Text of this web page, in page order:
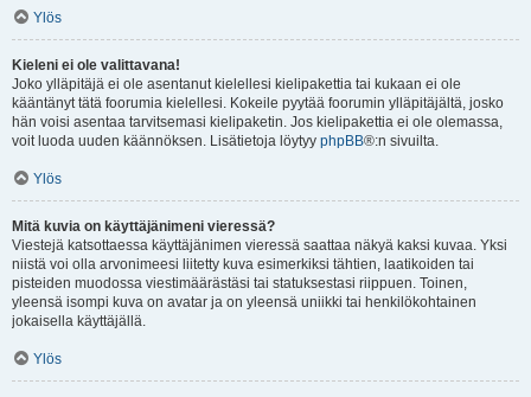
Ylös
Kieleni ei ole valittavana!
Joko ylläpitäjä ei ole asentanut kielellesi kielipakettia tai kukaan ei ole
kääntänyt tätä foorumia kielellesi. Kokeile pyytää foorumin ylläpitäjältä, josko
hän voisi asentaa tarvitsemasi kielipaketin. Jos kielipakettia ei ole olemassa,
voit luoda uuden käännöksen. Lisätietoja löytyy phpBB®:n sivuilta.
Ylös
Mitä kuvia on käyttäjänimeni vieressä?
Viestejä katsottaessa käyttäjänimen vieressä saattaa näkyä kaksi kuvaa. Yksi
niistä voi olla arvonimeesi liitetty kuva esimerkiksi tähtien, laatikoiden tai
pisteiden muodossa viestimäärästäsi tai statuksestasi riippuen. Toinen,
yleensä isompi kuva on avatar ja on yleensä uniikki tai henkilökohtainen
jokaisella käyttäjällä.
Ylös